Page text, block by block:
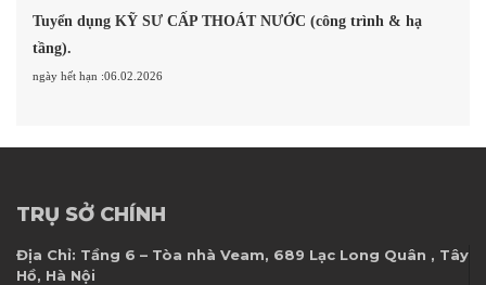
Tuyển dụng KỸ SƯ CẤP THOÁT NƯỚC (công trình & hạ
tầng).
ngày hết hạn :06.02.2026
TRỤ SỞ CHÍNH
Địa Chỉ: Tầng 6 – Tòa nhà Veam, 689 Lạc Long Quân , Tây
Hồ, Hà Nội